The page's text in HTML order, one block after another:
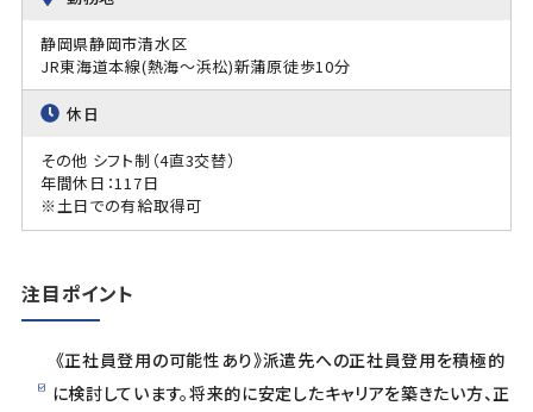
静岡県静岡市清水区
JR東海道本線(熱海～浜松)新蒲原徒歩10分
休日
その他 シフト制（4直3交替）
年間休日：117日
※土日での有給取得可
注目ポイント
《正社員登用の可能性あり》派遣先への正社員登用を積極的
に検討しています。将来的に安定したキャリアを築きたい方、正